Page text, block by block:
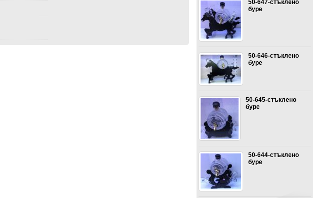
50-647-стъклено
буре
50-646-стъклено
буре
50-645-стъклено
буре
50-644-стъклено
буре